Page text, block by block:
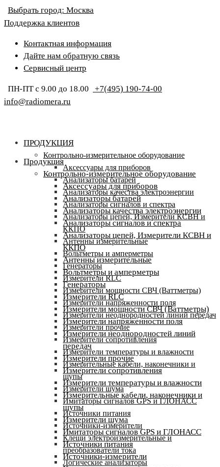
Выбрать город: Москва
Поддержка клиентов
Контактная информация
Дайте нам обратную связь
Сервисный центр
ПН-ПТ с 9.00 до 18.00
+7(495) 190-74-00
info@radiomera.ru
ПРОДУКЦИЯ
Контрольно-измерительное оборудование
Аксессуары для приборов
Анализаторы батарей
Анализаторы качества электроэнергии
Анализаторы сигналов и спектра
Анализаторы цепей, Измерители КСВН и
ККПО
Антенны измерительные
Вольтметры и амперметры
Генераторы
Измерители RLC
Измерители мощности СВЧ (Ваттметры)
Измерители напряженности поля
Измерители неоднородностей линий передач
Измерители прочие
Измерители сопротивления
Измерители температуры и влажности
Измерительные кабели, наконечники и
щупы
Измерители шума
Имитаторы сигналов GPS и ГЛОНАСС
Источники питания
Источники-измерители
Клещи электроизмерительные и
преобразователи тока
Логические анализаторы
Продукция
Контрольно-измерительное оборудование
Аксессуары для приборов
Анализаторы батарей
Анализаторы качества электроэнергии
Анализаторы сигналов и спектра
Анализаторы цепей, Измерители КСВН и
ККПО
Антенны измерительные
Вольтметры и амперметры
Генераторы
Измерители RLC
Измерители мощности СВЧ (Ваттметры)
Измерители напряженности поля
Измерители неоднородностей линий
передач
Измерители прочие
Измерители сопротивления
Измерители температуры и влажности
Измерительные кабели, наконечники и
щупы
Измерители шума
Имитаторы сигналов GPS и ГЛОНАСС
Источники питания
Источники-измерители